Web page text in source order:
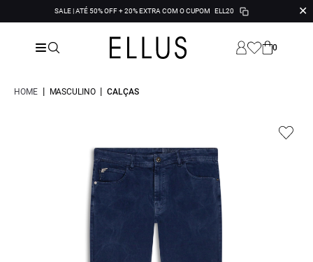
SALE | ATÉ 50% OFF + 20% EXTRA COM O CUPOM ELL20 ✕
0
HOME | MASCULINO | CALÇAS